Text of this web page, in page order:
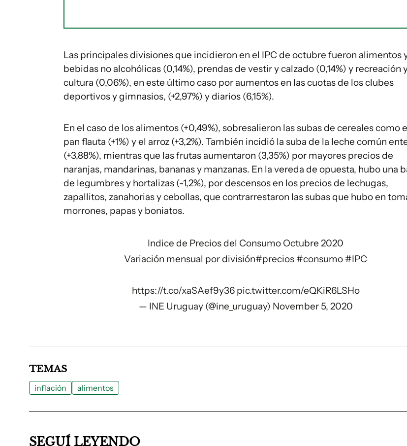
Las principales divisiones que incidieron en el IPC de octubre fueron alimentos
bebidas no alcohólicas (0,14%), prendas de vestir y calzado (0,14%) y recreación
cultura (0,06%), en este último caso por aumentos en las cuotas de los clubes
deportivos y gimnasios, (+2,97%) y diarios (6,15%).
En el caso de los alimentos (+0,49%), sobresalieron las subas de cereales como
pan flauta (+1%) y el arroz (+3,2%). También incidió la suba de la leche común
(+3,88%), mientras que las frutas aumentaron (3,35%) por mayores precios de
naranjas, mandarinas, bananas y manzanas. En la vereda de opuesta, hubo una
de legumbres y hortalizas (-1,2%), por descensos en los precios de lechugas,
zapallitos, zanahorias y cebollas, que contrarrestaron las subas que hubo en
morrones, papas y boniatos.
Indice de Precios del Consumo Octubre 2020
Variación mensual por división#precios#consumo#IPC
https://t.co/xaSAef9y36 pic.twitter.com/eQKiR6LSHo
— INE Uruguay (@ine_uruguay) November 5, 2020
TEMAS
inflación alimentos
SEGUÍ LEYENDO